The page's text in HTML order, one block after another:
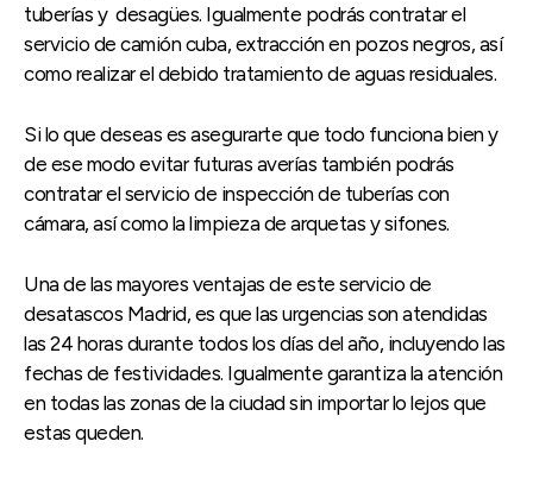
tuberías y desagües. Igualmente podrás contratar el
servicio de camión cuba, extracción en pozos negros, así
como realizar el debido tratamiento de aguas residuales.
Si lo que deseas es asegurarte que todo funciona bien y
de ese modo evitar futuras averías también podrás
contratar el servicio de inspección de tuberías con
cámara, así como la limpieza de arquetas y sifones.
Una de las mayores ventajas de este servicio de
desatascos Madrid, es que las urgencias son atendidas
las 24 horas durante todos los días del año, incluyendo las
fechas de festividades. Igualmente garantiza la atención
en todas las zonas de la ciudad sin importar lo lejos que
estas queden.